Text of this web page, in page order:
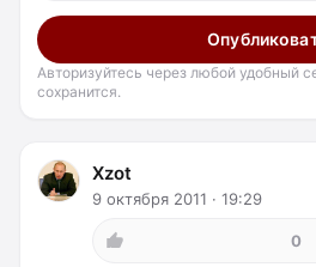
Авторизуйтесь через любой удобный
сохранится.
Xzot
9 октября 2011 · 19:29
0